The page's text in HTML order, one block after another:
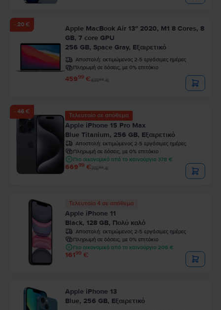
- 20 €
Apple MacBook Air 13″ 2020, M1 8 Cores, 8
GB, 7 core GPU
256 GB, Space Gray, Εξαιρετικό
Αποστολή: εκτιμώμενος 2-5 εργάσιμες ημέρες
Πληρωμή σε δόσεις, με 0% επιτόκιο
45999 €47999€
- 46 €
Τελευταίο σε απόθεμα
Apple iPhone 15 Pro Max
Blue Titanium, 256 GB, Εξαιρετικό
Αποστολή: εκτιμώμενος 2-5 εργάσιμες ημέρες
Πληρωμή σε δόσεις, με 0% επιτόκιο
Πιο οικονομικό από το καινούργιο 378 €
66999 €71599€
Τελευταία 4 σε απόθεμα
Apple iPhone 11
Black, 128 GB, Πολύ καλό
Αποστολή: εκτιμώμενος 2-5 εργάσιμες ημέρες
Πληρωμή σε δόσεις, με 0% επιτόκιο
Πιο οικονομικό από το καινούργιο 206 €
16199 €
Apple iPhone 13
Blue, 256 GB, Εξαιρετικό